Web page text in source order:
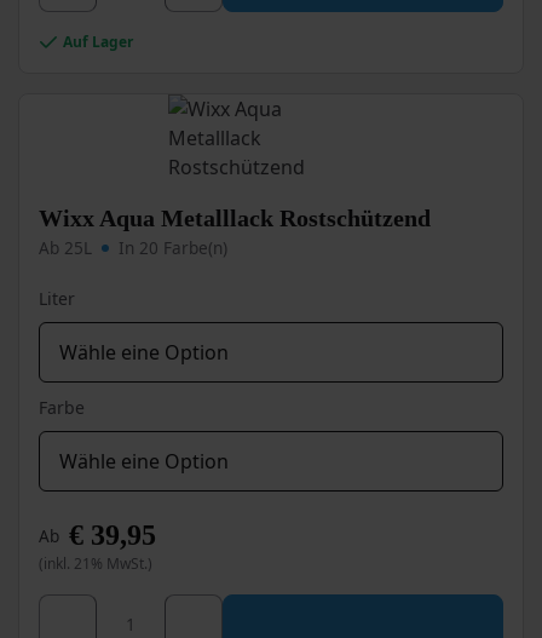
weist
mehrere
der
Produktseite
gewählt
Auf Lager
Wixx Aqua Metalllack Rostschützend
Ab 25L In 20 Farbe(n)
Liter
Farbe
Ab € 39,95
(inkl. 21% MwSt.)
Wixx Aqua Metalllack Rostschützend Menge
Dieses